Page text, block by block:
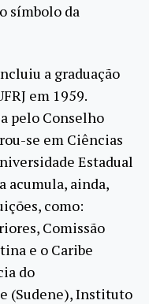
símbolo da
a graduação
em 1959.
pelo Conselho
se em Ciências
Estadual
acumula, ainda,
como:
Comissão
e o Caribe
do
(Sudene), Instituto